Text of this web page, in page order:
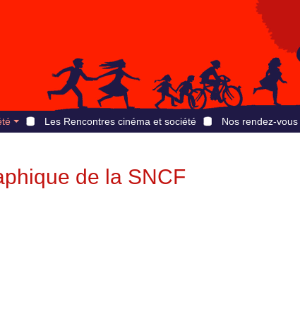
Les Rencontres cinéma et société Nos rendez-vous
de la SNCF